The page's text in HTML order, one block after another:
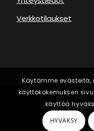
Verkkotilaukset
Käytämme
käyttökokemuksen
käyttöä
HYVÄKSY